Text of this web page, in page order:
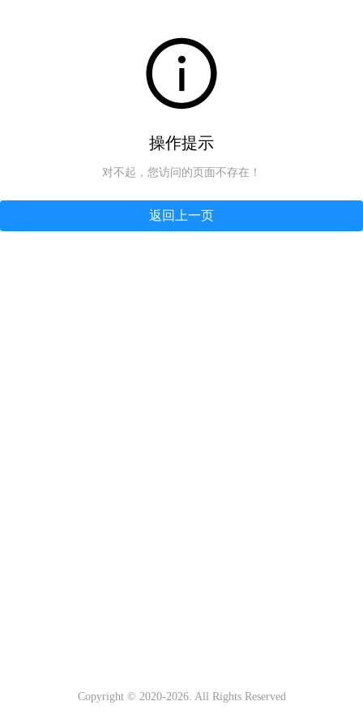
操作提示
对不起，您访问的页面不存在！
返回上一页
Copyright © 2020-2026. All Rights Reserved